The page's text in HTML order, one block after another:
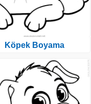
Köpek Boyama